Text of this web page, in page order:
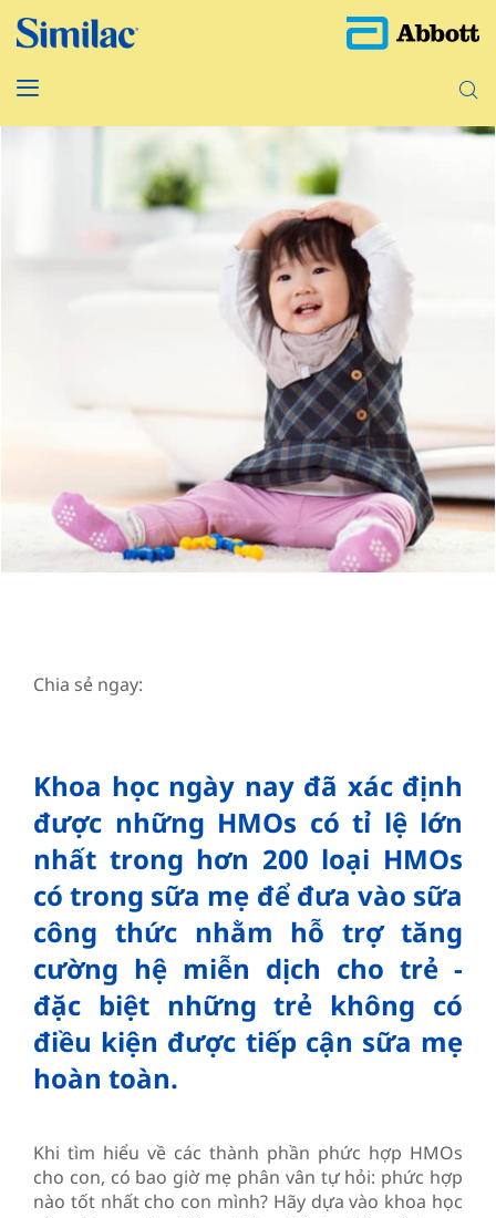
Chia sẻ ngay:
Khoa học ngày nay đã xác định
được những HMOs có tỉ lệ lớn
nhất trong hơn 200 loại HMOs
có trong sữa mẹ để đưa vào sữa
công thức nhằm hỗ trợ tăng
cường hệ miễn dịch cho trẻ -
đặc biệt những trẻ không có
điều kiện được tiếp cận sữa mẹ
hoàn toàn.
Khi tìm hiểu về các thành phần phức hợp HMOs
cho con, có bao giờ mẹ phân vân tự hỏi: phức hợp
nào tốt nhất cho con mình? Hãy dựa vào khoa học